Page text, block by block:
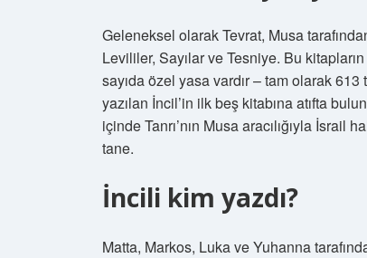
Geleneksel olarak Tevrat, Musa
Levililer, Sayılar ve Tesniye. Bu kitapların
sayıda özel yasa vardır – tam olarak
yazılan İncil’in ilk beş kitabına atıfta
içinde Tanrı’nın Musa aracılığıyla İsrail
tane.
İncili kim yazdı?
Matta, Markos, Luka ve Yuhanna